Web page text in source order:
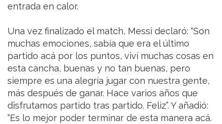
entrada en calor.
Una vez finalizado el match, Messi declaró: “Son
muchas emociones, sabía que era el último
partido acá por los puntos, viví muchas cosas en
esta cancha, buenas y no tan buenas, pero
siempre es una alegría jugar con nuestra gente,
más después de ganar. Hace varios años que
disfrutamos partido tras partido. Feliz”. Y añadió:
“Es lo mejor poder terminar de esta manera acá.